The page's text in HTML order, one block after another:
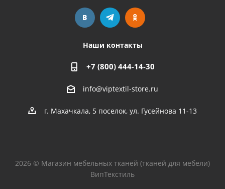
Наши контакты
+7 (800) 444-14-30
info@viptextil-store.ru
г. Махачкала, 5 поселок, ул. Гусейнова 11-13
2026 © Магазин мебельных тканей (тканей для мебели)
ВипТекстиль